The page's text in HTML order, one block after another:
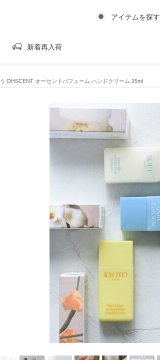
アイテムを探す
新着再入荷
OHSCENT オーセントパフューム ハンドクリーム 35ml